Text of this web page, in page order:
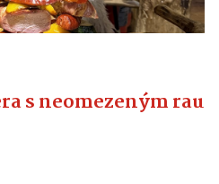
s neomezeným